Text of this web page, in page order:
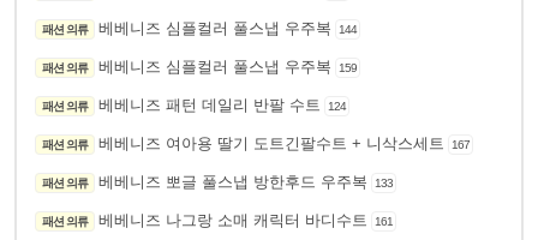
패션 의류 베베니즈 심플컬러 풀스냅 우주복 144
패션 의류 베베니즈 심플컬러 풀스냅 우주복 159
패션 의류 베베니즈 패턴 데일리 반팔 수트 124
패션 의류 베베니즈 여아용 딸기 도트긴팔수트 + 니삭스세트 167
패션 의류 베베니즈 뽀글 풀스냅 방한후드 우주복 133
패션 의류 베베니즈 나그랑 소매 캐릭터 바디수트 161